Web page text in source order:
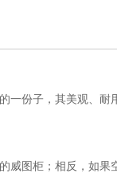
一份子，其美观、耐
威图柜；相反，如果